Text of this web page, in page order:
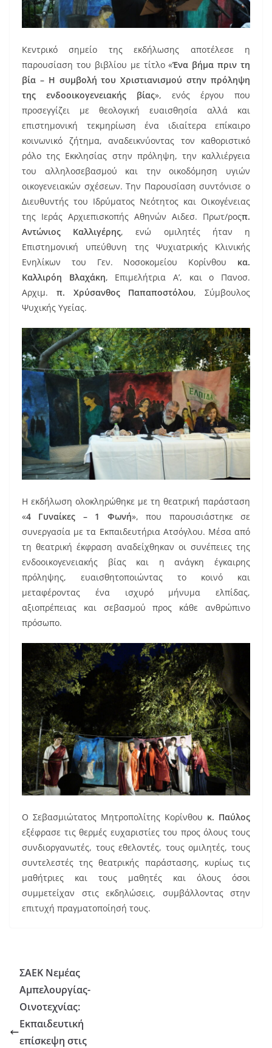
Κεντρικό σημείο της εκδήλωσης αποτέλεσε η
παρουσίαση του βιβλίου με τίτλο «Ένα βήμα πριν τη
βία – Η συμβολή του Χριστιανισμού στην πρόληψη
της ενδοοικογενειακής βίας», ενός έργου που
προσεγγίζει με θεολογική ευαισθησία αλλά και
επιστημονική τεκμηρίωση ένα ιδιαίτερα επίκαιρο
κοινωνικό ζήτημα, αναδεικνύοντας τον καθοριστικό
ρόλο της Εκκλησίας στην πρόληψη, την καλλιέργεια
του αλληλοσεβασμού και την οικοδόμηση υγιών
οικογενειακών σχέσεων. Την Παρουσίαση συντόνισε ο
Διευθυντής του Ιδρύματος Νεότητος και Οικογένειας
της Ιεράς Αρχιεπισκοπής Αθηνών Αιδεσ. Πρωτ/ροςπ.
Αντώνιος Καλλιγέρης, ενώ ομιλητές ήταν η
Επιστημονική υπεύθυνη της Ψυχιατρικής Κλινικής
Ενηλίκων του Γεν. Νοσοκομείου Κορίνθου κα.
Καλλιρόη Βλαχάκη, Επιμελήτρια Α’, και ο Πανοσ.
Αρχιμ. π. Χρύσανθος Παπαποστόλου, Σύμβουλος
Ψυχικής Υγείας.
Η εκδήλωση ολοκληρώθηκε με τη θεατρική παράσταση
«4 Γυναίκες – 1 Φωνή», που παρουσιάστηκε σε
συνεργασία με τα Εκπαιδευτήρια Ατσόγλου. Μέσα από
τη θεατρική έκφραση αναδείχθηκαν οι συνέπειες της
ενδοοικογενειακής βίας και η ανάγκη έγκαιρης
πρόληψης, ευαισθητοποιώντας το κοινό και
μεταφέροντας ένα ισχυρό μήνυμα ελπίδας,
αξιοπρέπειας και σεβασμού προς κάθε ανθρώπινο
πρόσωπο.
Ο Σεβασμιώτατος Μητροπολίτης Κορίνθου κ. Παύλος
εξέφρασε τις θερμές ευχαριστίες του προς όλους τους
συνδιοργανωτές, τους εθελοντές, τους ομιλητές, τους
συντελεστές της θεατρικής παράστασης, κυρίως τις
μαθήτριες και τους μαθητές και όλους όσοι
συμμετείχαν στις εκδηλώσεις, συμβάλλοντας στην
επιτυχή πραγματοποίησή τους.
ΣΑΕΚ Νεμέας
Αμπελουργίας-
Οινοτεχνίας:
Εκπαιδευτική
επίσκεψη στις